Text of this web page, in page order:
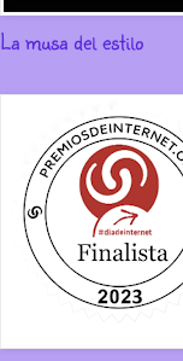
La musa del estilo